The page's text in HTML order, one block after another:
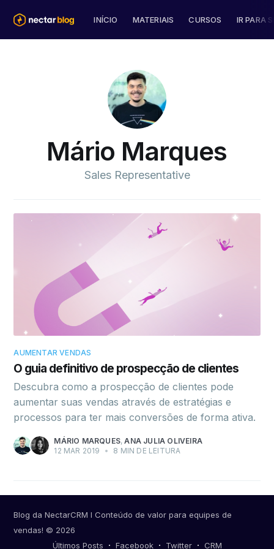
INÍCIO MATERIAIS CURSOS IR PARA
Mário Marques
Sales Representative
AUMENTAR VENDAS
O guia definitivo de prospecção de clientes
Descubra como a prospecção de clientes pode
aumentar suas vendas através de estratégias e
processos para ter mais conversões de forma ativa.
MÁRIO MARQUES,ANA JULIA OLIVEIRA
12 MAR 2019
• 8 MIN DE LEITURA
Blog da NectarCRM I Conteúdo de valor para equipes de
vendas! © 2026
Últimos Posts
Facebook Twitter CRM